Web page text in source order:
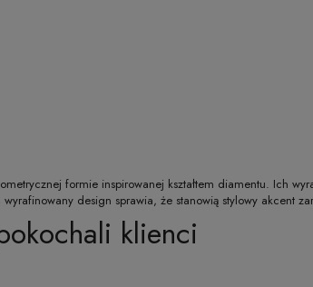
formie inspirowanej kształtem diamentu. Ich
design sprawia, że stanowią stylowy akcent
klienci